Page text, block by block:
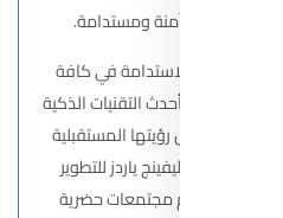
داخل بيئة آمنة ومستدامة.
الابتكار والاستدامة في كافة
على دمج أحدث التقنيات الذكية
ومن خلال رؤيتها المستقبلية
تسعى ليفينج ياردز للتطوير
وتقديم مجتمعات حضرية